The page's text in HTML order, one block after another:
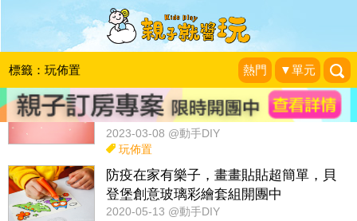
標籤：玩佈置 熱門 ▼單元
話題： 玩具diy 收納妙方diy 玩科學
春意盎然DIY，在家裡變出一棵櫻花樹
～
2023-03-08 @動手DIY
玩佈置
防疫在家有樂子，畫畫貼貼超簡單，貝
登堡創意玻璃彩繪套組開團中
2020-05-13 @動手DIY